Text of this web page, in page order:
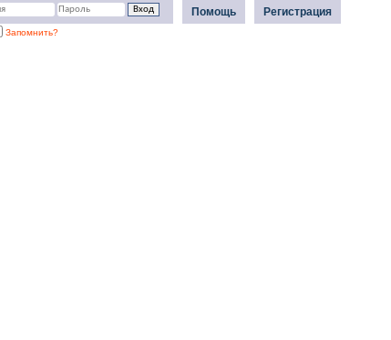
Регистрация
Помощь
Запомнить?